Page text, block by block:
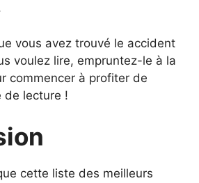
vous avez trouvé le accident
voulez lire, empruntez-le à la
commencer à profiter de
de lecture !
cette liste des meilleurs